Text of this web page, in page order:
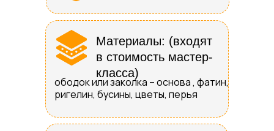
ободок или заколка – основа , фатин,
ригелин, бусины, цветы, перья
Материалы: (входят
в стоимость мастер-
класса)